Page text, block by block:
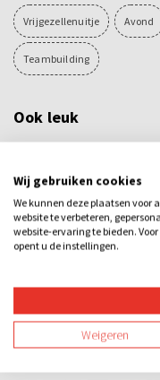
Vrijgezellenuitje Avond
Teambuilding
Ook leuk
v.a. €34,87
Wij gebruiken cookies
We kunnen deze plaatsen voor
website te verbeteren,
website-ervaring te bieden.
opent u de instellingen.
Weigeren